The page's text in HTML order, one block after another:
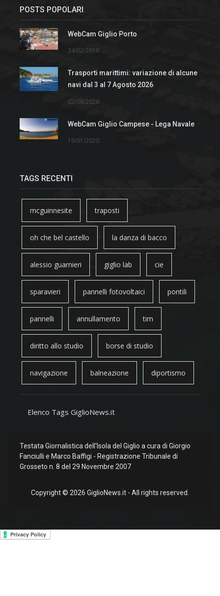
POSTS POPOLARI
WebCam Giglio Porto
24/02/2010
Trasporti marittimi: variazione di alcune
navi dal 3 al 7 Agosto 2026
02/08/2026
WebCam Giglio Campese - Lega Navale
16/01/2020
TAGS RECENTI
mcguinnesite traposti
oh che bel castello la danza di bacco
alessio guarnieri giglio lab cie
sparavieri pannelli fotovoltaici pontili
pannelli annullamento tim
diritto allo studio borse di studio
navigazione balneazione diportismo
Elenco Tags GiglioNews.it
Testata Giornalistica dell'Isola del Giglio a cura di Giorgio
Fanciulli e Marco Baffigi - Registrazione Tribunale di
Grosseto n. 8 del 29 Novembre 2007
Copyright © 2026 GiglioNews.it - All rights reserved.